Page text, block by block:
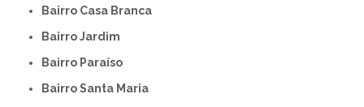
Bairro Casa Branca
Bairro Jardim
Bairro Paraíso
Bairro Santa Maria